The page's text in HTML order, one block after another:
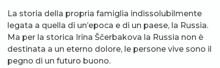
La storia della propria famiglia indissolubilmente
legata a quella di un’epoca e di un paese, la Russia.
Ma per la storica Irina Ščerbakova la Russia non è
destinata a un eterno dolore, le persone vive sono il
pegno di un futuro buono.